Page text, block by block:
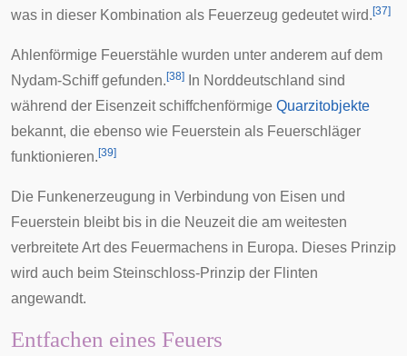
was in dieser Kombination als Feuerzeug gedeutet wird. [37]
Ahlenförmige Feuerstähle wurden unter anderem auf dem
Nydam-Schiffgefunden. [38]
In Norddeutschland sind
während der Eisenzeit schiffchenförmige Quarzitobjekte
bekannt, die ebenso wie Feuerstein als Feuerschläger
funktionieren. [39]
Die Funkenerzeugung in Verbindung von Eisen und
Feuerstein bleibt bis in die Neuzeitdie am weitesten
verbreitete Art des Feuermachens in Europa. Dieses Prinzip
wird auch beim Steinschloss-Prinzip der Flinten
angewandt.
Entfachen eines Feuers